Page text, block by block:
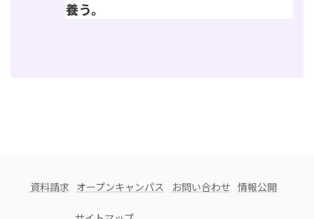
養う。
資料請求 オープンキャンパス お問い合わせ 情報公開